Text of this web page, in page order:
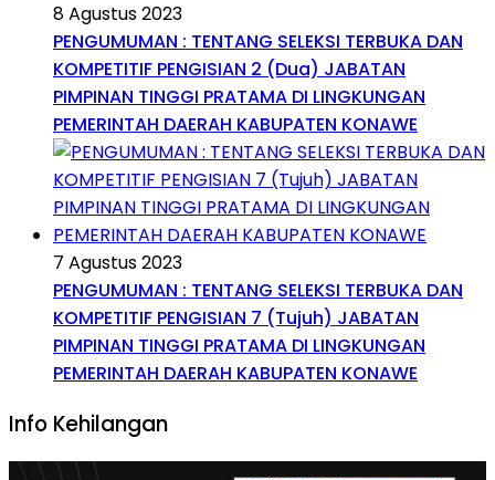
8 Agustus 2023
PENGUMUMAN : TENTANG SELEKSI TERBUKA DAN
KOMPETITIF PENGISIAN 2 (Dua) JABATAN
PIMPINAN TINGGI PRATAMA DI LINGKUNGAN
PEMERINTAH DAERAH KABUPATEN KONAWE
7 Agustus 2023
PENGUMUMAN : TENTANG SELEKSI TERBUKA DAN
KOMPETITIF PENGISIAN 7 (Tujuh) JABATAN
PIMPINAN TINGGI PRATAMA DI LINGKUNGAN
PEMERINTAH DAERAH KABUPATEN KONAWE
Info Kehilangan